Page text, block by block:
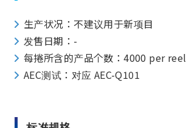
生产状况：不建议用于新项目
发售日期：-
每捲所含的产品个数：4000 per reel
AEC测试：对应 AEC-Q101